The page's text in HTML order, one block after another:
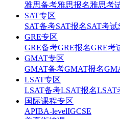
雅思备考雅思报名雅思考
SAT专区
SAT备考SAT报名SAT考试
GRE专区
GRE备考GRE报名GRE考
GMAT专区
GMAT备考GMAT报名
LSAT专区
LSAT备考LSAT报名LSAT
国际课程专区
APIBA-levelIGCSE